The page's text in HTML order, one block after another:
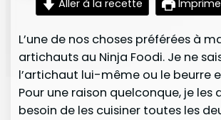
Aller à la recette
L’une de nos choses préférées à
artichauts au Ninja Foodi. Je ne
l’artichaut lui-même ou le beurre
Pour une raison quelconque, je les
besoin de les cuisiner toutes les